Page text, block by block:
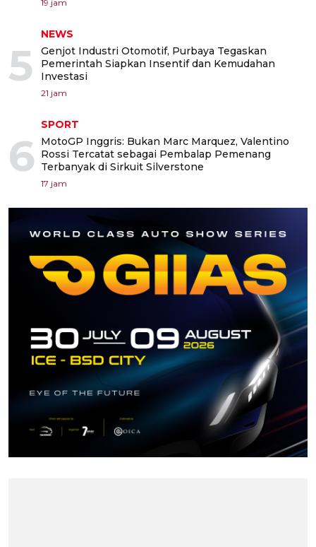
19 jam
5
NEWS
Genjot Industri Otomotif, Purbaya Tegaskan
Pemerintah Siapkan Insentif dan Kemudahan
Investasi
21 jam
6
SPORT
MotoGP Inggris: Bukan Marc Marquez, Valentino
Rossi Tercatat sebagai Pembalap Pemenang
Terbanyak di Sirkuit Silverstone
17 jam